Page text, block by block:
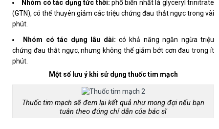
Nhóm có tác dụng tức thời: phổ biến nhất là glyceryl trinitrate
(GTN), có thể thuyên giảm các triệu chứng đau thắt ngực trong vài
phút.
Nhóm có tác dụng lâu dài: có khả năng ngăn ngừa triệu
chứng đau thắt ngực, nhưng không thể giảm bớt cơn đau trong ít
phút.
Một số lưu ý khi sử dụng thuốc tim mạch
Thuốc tim mạch sẽ đem lại kết quả như mong đợi nếu bạn
tuân theo đúng chỉ dẫn của bác sĩ